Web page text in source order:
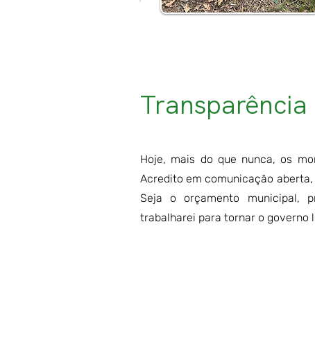
Transparência
Hoje, mais do que nunca, os
Acredito em comunicação
Seja o orçamento municipal,
trabalharei para tornar o governo